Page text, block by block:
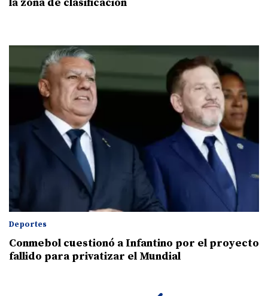
la zona de clasificación
Deportes
Conmebol cuestionó a Infantino por el proyecto
fallido para privatizar el Mundial